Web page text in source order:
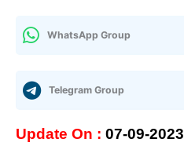
WhatsApp Group
Telegram Group
Update On : 07-09-2023